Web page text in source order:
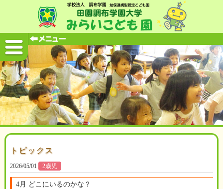
トピックス
2026/05/01 2歳児
4月 どこにいるのかな？